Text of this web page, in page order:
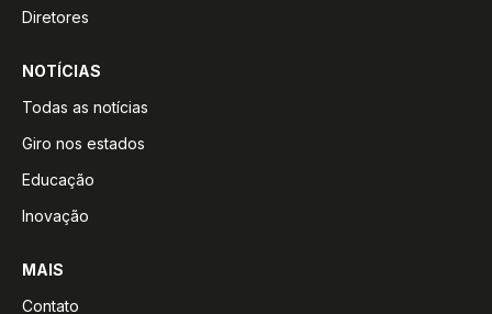
Diretores
NOTÍCIAS
Todas as notícias
Giro nos estados
Educação
Inovação
MAIS
Contato